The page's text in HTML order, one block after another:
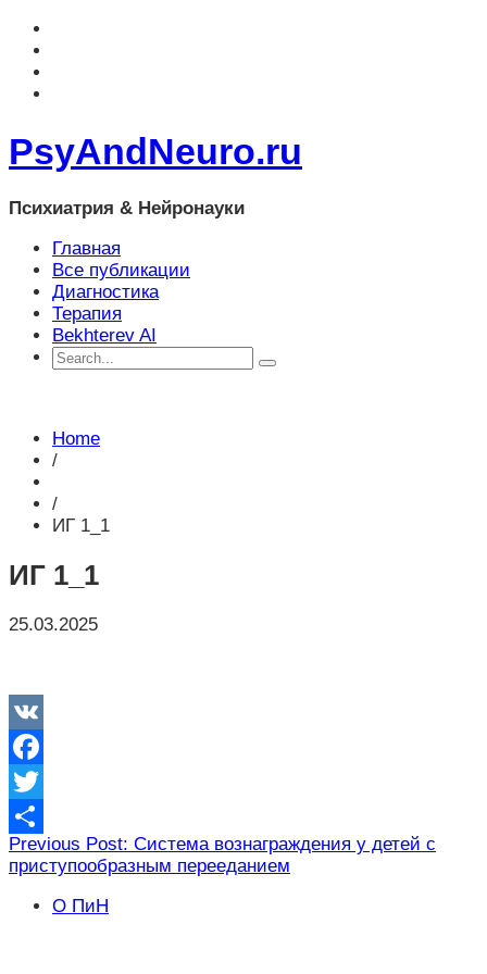
PsyAndNeuro.ru
Психиатрия & Нейронауки
Главная
Все публикации
Диагностика
Терапия
Bekhterev AI
Home
/
/
ИГ 1_1
ИГ 1_1
25.03.2025
VK
Facebook
Twitter
Отправить
Навигация
по
записям
Previous Post: Cистема вознаграждения у детей с
приступообразным перееданием
О ПиН